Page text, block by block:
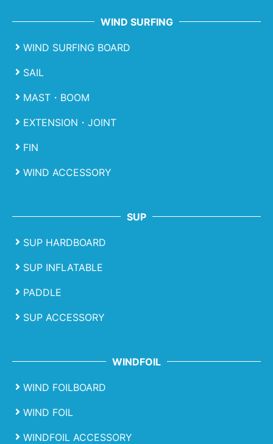
WIND SURFING
WIND SURFING BOARD
SAIL
MAST・BOOM
EXTENSION・JOINT
FIN
WIND ACCESSORY
SUP
SUP HARDBOARD
SUP INFLATABLE
PADDLE
SUP ACCESSORY
WINDFOIL
WIND FOILBOARD
WIND FOIL
WINDFOIL ACCESSORY